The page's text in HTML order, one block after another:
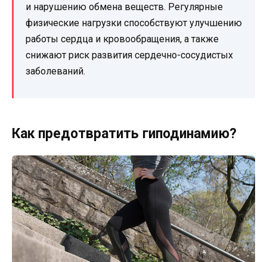
и нарушению обмена веществ. Регулярные
физические нагрузки способствуют улучшению
работы сердца и кровообращения, а также
снижают риск развития сердечно-сосудистых
заболеваний.
Как предотвратить гиподинамию?